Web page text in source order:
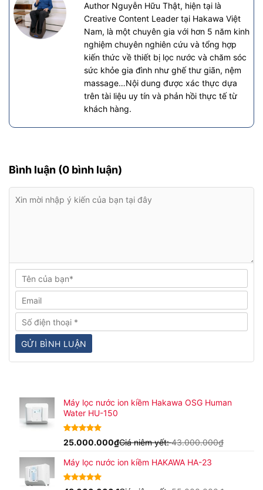
Author Nguyễn Hữu Thật, hiện tại là
Creative Content Leader tại Hakawa Việt
Nam, là một chuyên gia với hơn 5 năm kinh
nghiệm chuyên nghiên cứu và tổng hợp
kiến thức về thiết bị lọc nước và chăm sóc
sức khỏe gia đình như ghế thư giãn, nệm
massage…Nội dung được xác thực dựa
trên tài liệu uy tín và phản hồi thực tế từ
khách hàng.
Bình luận (0 bình luận)
Máy lọc nước ion kiềm Hakawa OSG Human
Water HU-150
4.94trên 5
17
đánh giá
25.000.000₫Giá niêm yết:43.000.000₫
Máy lọc nước ion kiềm HAKAWA HA-23